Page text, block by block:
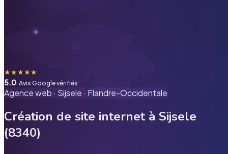
★★★★★
5.0· Avis Google vérifiés
Agence web · Sijsele · Flandre-Occidentale
Création de site internet à Sijsele
(8340)